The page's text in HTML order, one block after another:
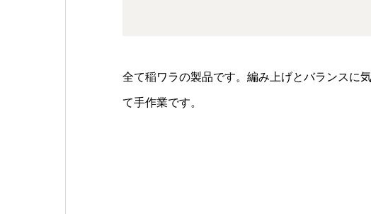
全て稲ワラの製品です。編み上げとバランスに
て手作業です。